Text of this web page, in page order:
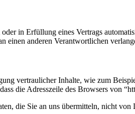
in Erfüllung eines Vertrags
einen anderen Verantwortlichen
vertraulicher Inhalte, wie zum
die Adresszeile des Browsers von
die Sie an uns übermitteln, nicht von